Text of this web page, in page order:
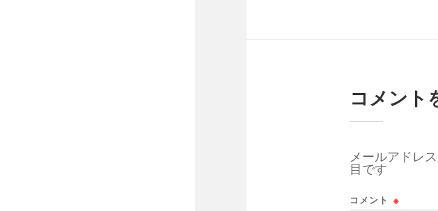
コメント
メールアドレ
目です
コメント ※